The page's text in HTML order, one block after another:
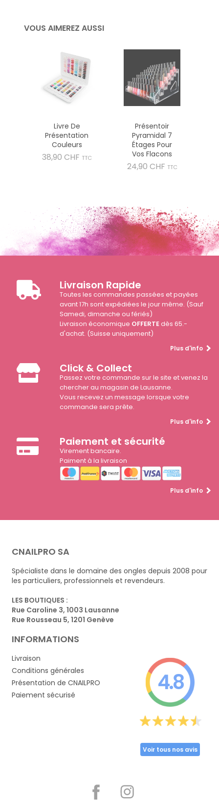
VOUS AIMEREZ AUSSI
Livre De
Présentation
Couleurs
38,90 CHF Prix
TTC
Présentoir
Pyramidal 7
Étages Pour
Vos Flacons
24,90 CHF Prix
TTC
Livraison Rapide
Toutes les commandes passées et payées
avant 17h sont expédiées le jour même. (Sauf
Samedi, dimanche ou fériés)
Livraison économique OFFERTEdès 65.-
d'achat. (Suisse uniquement)
Plus d'info
Click & Collect
Passez votre commande sur le site et venez la
chercher au magasin de Lausanne.
Vous recevez un message lorsque votre
commande sera prête.
Plus d'info
Paiement et sécurité
Virement bancaire.
Paiment à la livraison
Plus d'info
CNAILPRO SA
Spécialiste dans le domaine des ongles depuis 2008 pour
les particuliers, professionnels et revendeurs.
LES BOUTIQUES :
Rue Caroline 3, 1003 Lausanne
Rue Rousseau 5, 1201 Genève
INFORMATIONS
Livraison
Conditions générales
Présentation de CNAILPRO
Paiement sécurisé
4.8
Voir tous nos avis